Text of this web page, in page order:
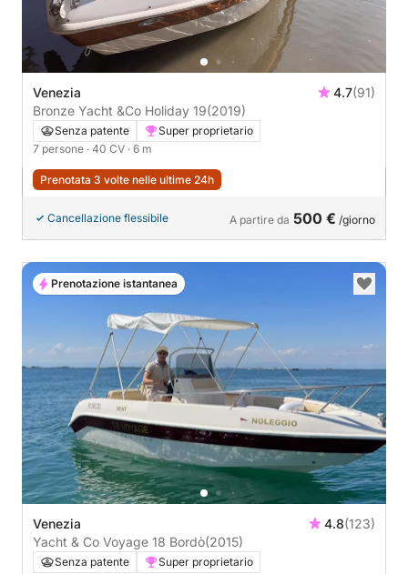
Venezia 4.7(91)
Bronze Yacht &Co Holiday 19(2019)
Senza patente
Super proprietario
7 persone · 40 CV · 6 m
Prenotata 3 volte nelle ultime 24h
Cancellazione flessibile A partire da 500 € /giorno
Venezia 4.8(123)
Yacht & Co Voyage 18 Bordò(2015)
Senza patente
Super proprietario
Prenotazione istantanea